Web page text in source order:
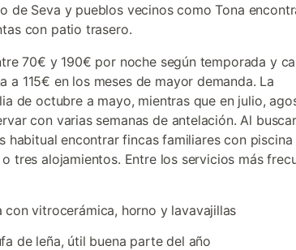
de Seva y pueblos vecinos como Tona
con patio trasero.
70€ y 190€ por noche según temporada y
a 115€ en los meses de mayor demanda. La
de octubre a mayo, mientras que en julio,
con varias semanas de antelación. Al buscar
habitual encontrar fincas familiares con piscina
tres alojamientos. Entre los servicios más
con vitrocerámica, horno y lavavajillas
de leña, útil buena parte del año